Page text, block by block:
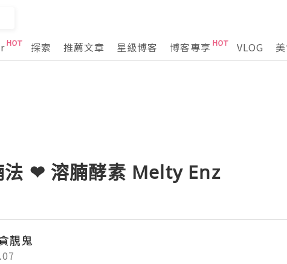
探索 推薦文章 星級博客 博客專享 VLOG
法 ❤ 溶腩酵素 Melty Enz
靚鬼